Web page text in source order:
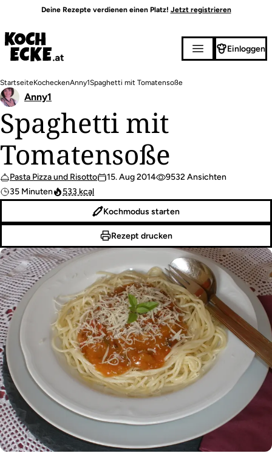
Inhalt
Deine Rezepte verdienen einen Platz! Jetzt registrieren
Einloggen
Pfadnavigation
StartseiteKocheckenAnny1Spaghetti mit Tomatensoße
Spaghetti mit
Tomatensoße
Pasta Pizza und Risotto 15. Aug 2014
9532 Ansichten
35 Minuten
533 kcal
Anny1
Kochmodus starten
Rezept drucken